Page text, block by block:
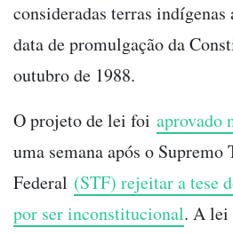
consideradas terras indígenas
data de promulgação da
outubro de 1988.
O projeto de lei foi aprovado
uma semana após o Supremo
Federal (STF) rejeitar a tese
por ser inconstitucional. A lei